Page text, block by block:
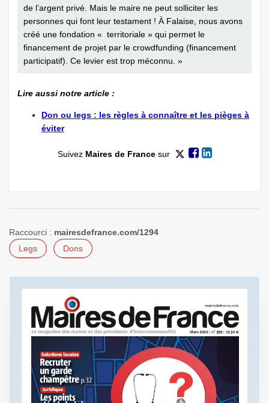
de l’argent privé. Mais le maire ne peut solliciter les
personnes qui font leur testament ! À Falaise, nous avons
créé une fondation « territoriale » qui permet le
financement de projet par le crowdfunding (financement
participatif). Ce levier est trop méconnu. »
Lire aussi notre article :
Don ou legs : les règles à connaître et les pièges à
éviter
Suivez Maires de Francesur
Raccourci : mairesdefrance.com/1294
Legs
Dons